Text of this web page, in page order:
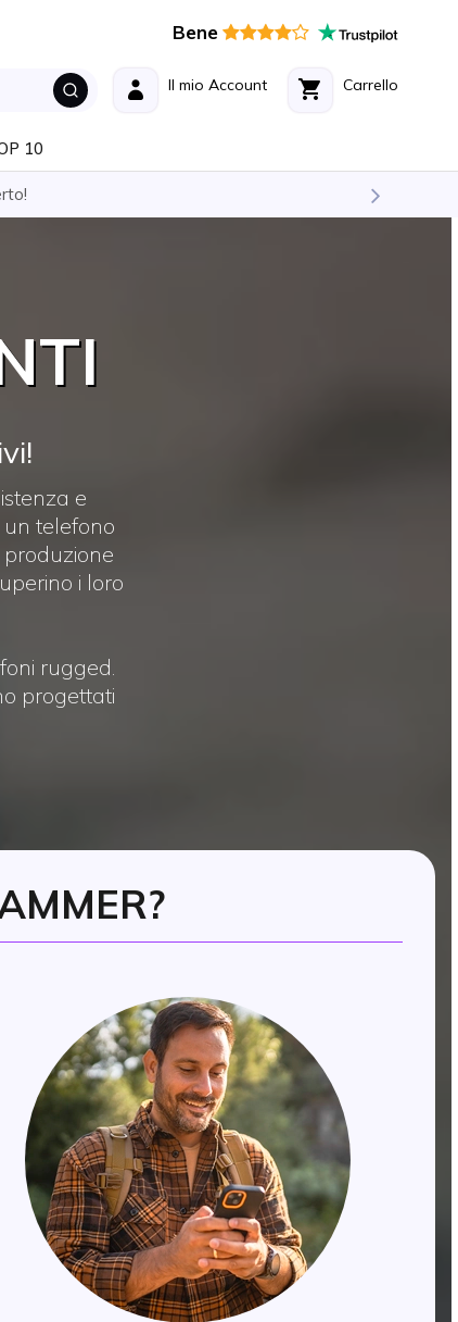
Bene
Carrello
Il mio Account
10
CUFFIE E AURICOLARI
e
telefono
i loro
rugged.
progettati